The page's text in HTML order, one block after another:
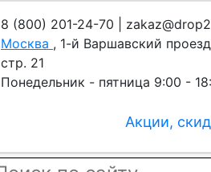
8 (800) 201-24-70 |
Москва , 1-й Варшавский
стр. 21
Понедельник - пятница 9:00 -
Акции,